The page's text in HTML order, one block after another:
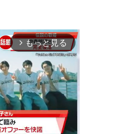
arrow_forward_ios もっと見る